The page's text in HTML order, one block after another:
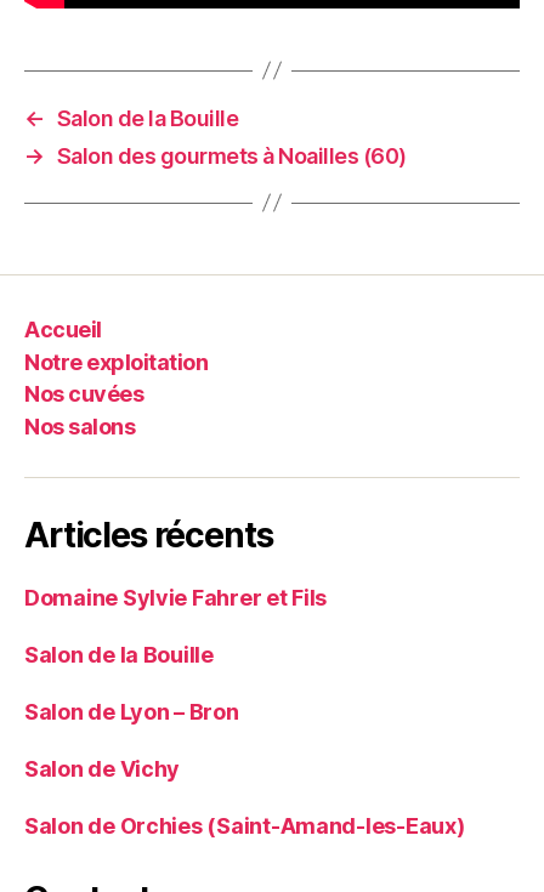
← Salon de la Bouille
→ Salon des gourmets à Noailles (60)
Accueil
Notre exploitation
Nos cuvées
Nos salons
Articles récents
Domaine Sylvie Fahrer et Fils
Salon de la Bouille
Salon de Lyon – Bron
Salon de Vichy
Salon de Orchies (Saint-Amand-les-Eaux)